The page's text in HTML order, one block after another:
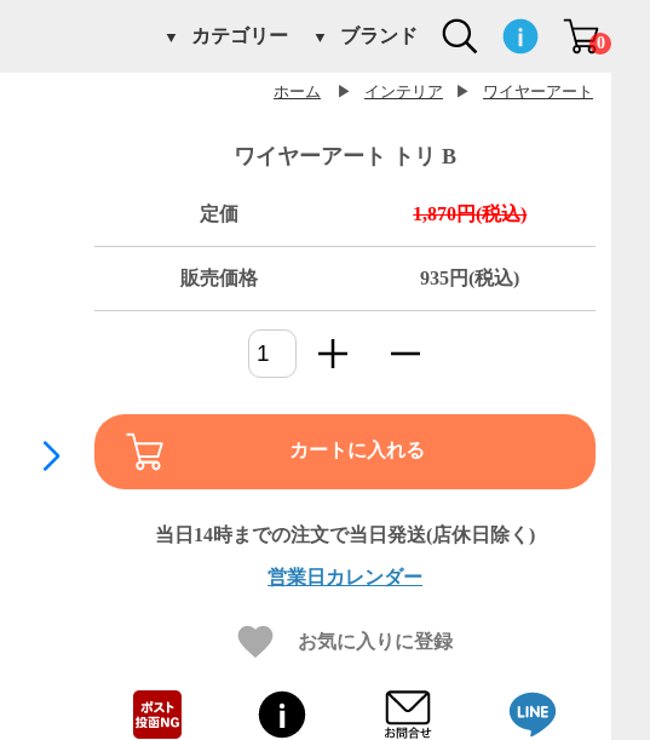
カテゴリー ブランド 0
ホーム ▶ インテリア ▶ ワイヤーアート
ワイヤーアート トリ B
定価 1,870円(税込)
販売価格 935円(税込)
カートに入れる
営業日カレンダー
お気に入りに登録